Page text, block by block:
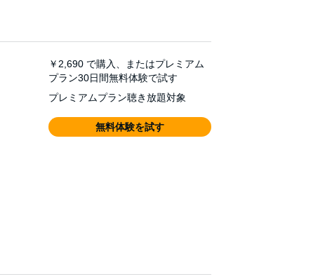
￥2,690 で購入、またはプレミアム
プラン30日間無料体験で試す
プレミアムプラン聴き放題対象
無料体験を試す